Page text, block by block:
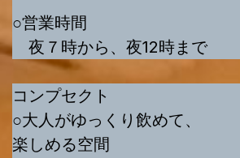
○営業時間
夜７時から、夜12時まで
コンプセクト
○大人がゆっくり飲めて、
楽しめる空間